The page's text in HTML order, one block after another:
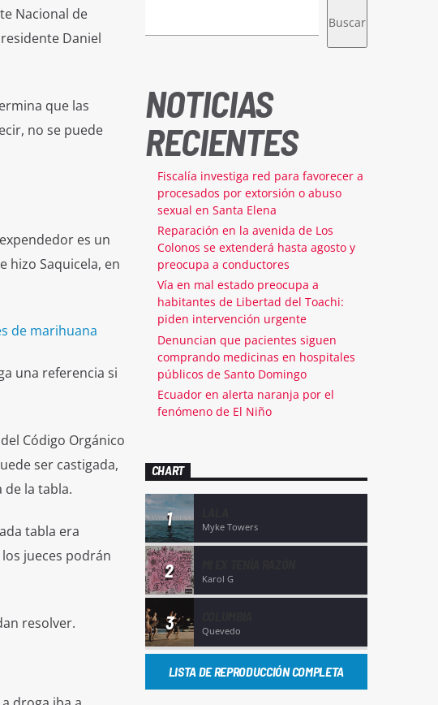
Nacional de
Daniel
que las
no se puede
es un
hizo Saquicela, en
de marihuana
una referencia si
Código Orgánico
ser castigada,
la tabla.
tabla era
jueces podrán
resolver.
Buscar
NOTICIAS
RECIENTES
Fiscalía investiga red para favorecer a
procesados por extorsión o abuso
sexual en Santa Elena
Reparación en la avenida de Los
Colonos se extenderá hasta agosto y
preocupa a conductores
Vía en mal estado preocupa a
habitantes de Libertad del Toachi:
piden intervención urgente
Denuncian que pacientes siguen
comprando medicinas en hospitales
públicos de Santo Domingo
Ecuador en alerta naranja por el
fenómeno de El Niño
CHART
1 Myke Towers
2 Karol G
3 Quevedo
LISTA DE REPRODUCCIÓN COMPLETA